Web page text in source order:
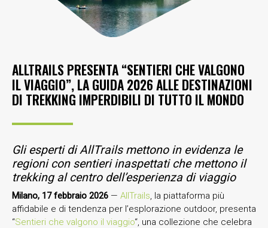
ALLTRAILS PRESENTA “SENTIERI CHE VALGONO
IL VIAGGIO”, LA GUIDA 2026 ALLE DESTINAZIONI
DI TREKKING IMPERDIBILI DI TUTTO IL MONDO
Gli esperti di AllTrails mettono in evidenza le
regioni con sentieri inaspettati che mettono il
trekking al centro dell’esperienza di viaggio
Milano, 17 febbraio 2026 — AllTrails, la piattaforma più
affidabile e di tendenza per l’esplorazione outdoor, presenta
“Sentieri che valgono il viaggio“, una collezione che celebra